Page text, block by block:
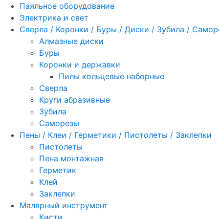
Паяльное оборудование
Электрика и свет
Сверла / Коронки / Буры / Диски / Зубила /
Алмазные диски
Буры
Коронки и державки
Пилы кольцевые наборные
Сверла
Круги абразивные
Зубила
Саморезы
Пены / Клеи / Герметики / Пистолеты / Заклепки
Пистолеты
Пена монтажная
Герметик
Клей
Заклепки
Малярный инструмент
Кисти